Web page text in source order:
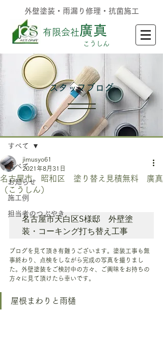
外壁塗装・雨漏り修理・抗菌施工
有限会社廣真
​こうしん
記事
すべて
お知らせ
施工例
担当者のつぶやき
すべて
名古屋市 昭和区 塗り替え見積無料 廣真
（こうしん）
jimusyo61
2021年8月31日
名古屋市天白区S様邸　外壁塗
装・コーキング打ち替え工事
ブログを見て頂き有難うございます。塗装工事も無
事終わり、点検をしながら完成の写真を撮りまし
た。外壁塗装をご検討中の方々、ご興味をお持ちの
方々に見て頂けたら幸いです。
屋根まわりと雨樋
​スタッフブログ